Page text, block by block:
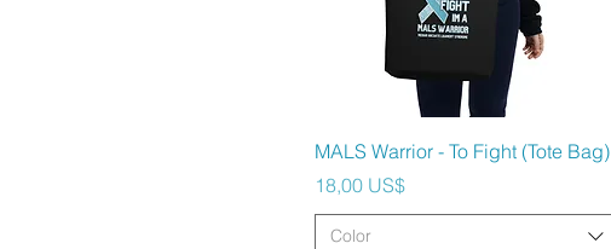
Vista rápida
MALS Warrior - To Fight (Tote Bag)
Precio
18,00 US$
Color